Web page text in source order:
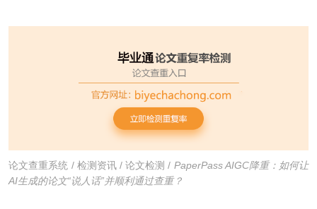
论文查重系统 / 检测资讯/论文检测 / PaperPass AIGC降重：如何让
AI生成的论文“说人话”并顺利通过查重？